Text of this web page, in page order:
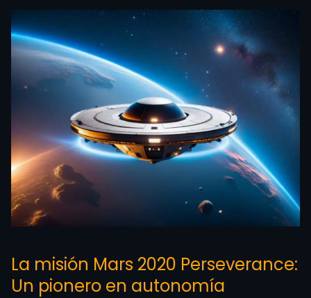
La misión Mars 2020 Perseverance:
Un pionero en autonomía